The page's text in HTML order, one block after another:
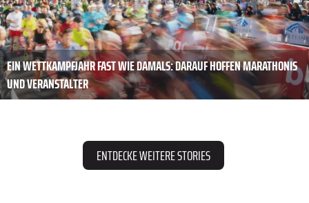
EIN WETTKAMPFJAHR FAST WIE DAMALS: DARAUF HOFFEN MARATHONIS
UND VERANSTALTER
ENTDECKE WEITERE STORIES